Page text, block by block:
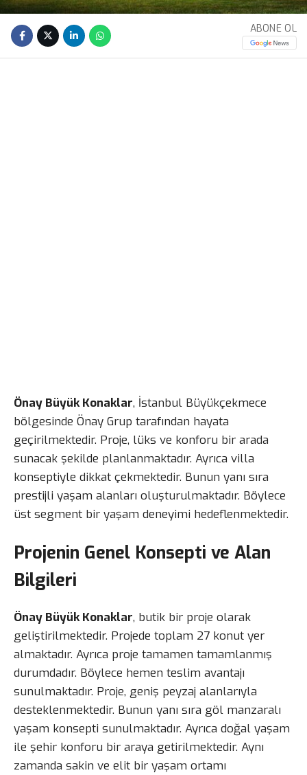
ABONE OL
Önay Büyük Konaklar, İstanbul Büyükçekmece
bölgesinde Önay Grup tarafından hayata
geçirilmektedir. Proje, lüks ve konforu bir arada
sunacak şekilde planlanmaktadır. Ayrıca villa
konseptiyle dikkat çekmektedir. Bunun yanı sıra
prestijli yaşam alanları oluşturulmaktadır. Böylece
üst segment bir yaşam deneyimi hedeflenmektedir.
Projenin Genel Konsepti ve Alan
Bilgileri
Önay Büyük Konaklar, butik bir proje olarak
geliştirilmektedir. Projede toplam 27 konut yer
almaktadır. Ayrıca proje tamamen tamamlanmış
durumdadır. Böylece hemen teslim avantajı
sunulmaktadır. Proje, geniş peyzaj alanlarıyla
desteklenmektedir. Bunun yanı sıra göl manzaralı
yaşam konsepti sunulmaktadır. Ayrıca doğal yaşam
ile şehir konforu bir araya getirilmektedir. Aynı
zamanda sakin ve elit bir yaşam ortamı